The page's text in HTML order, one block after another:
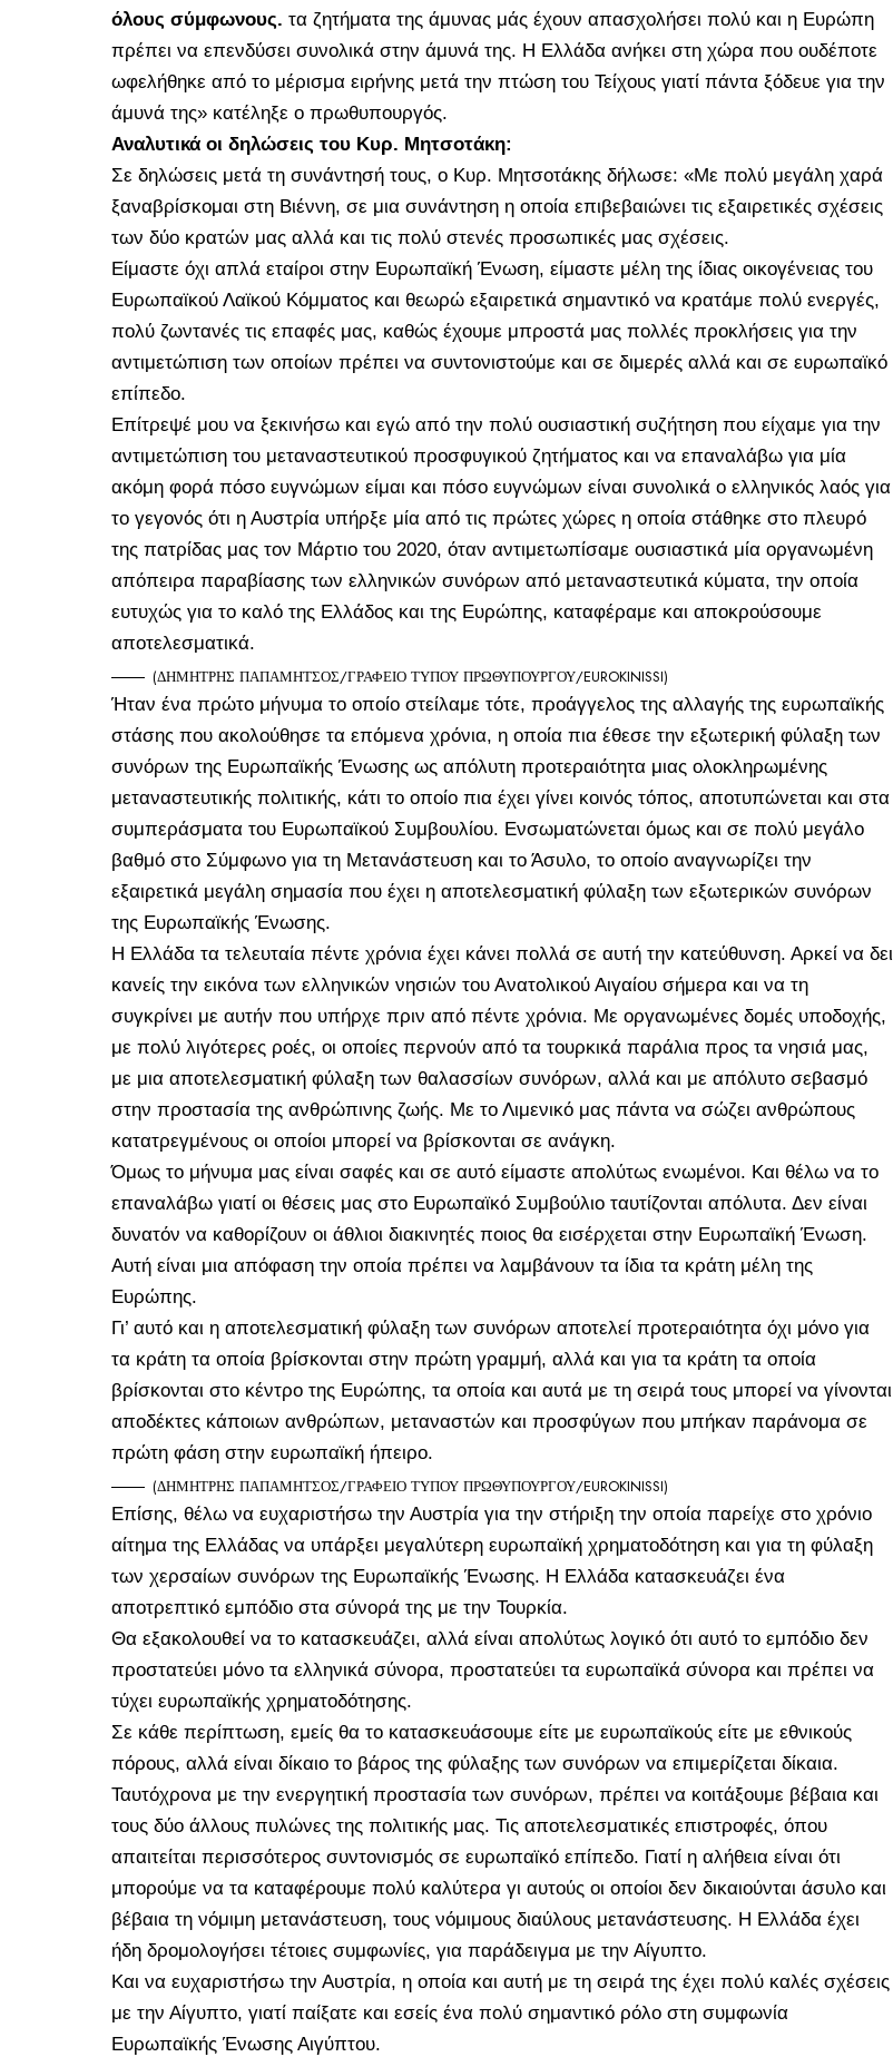
όλους σύμφωνους. τα ζητήματα της άμυνας μάς έχουν απασχολήσει πολύ και η Ευρώπη
πρέπει να επενδύσει συνολικά στην άμυνά της. Η Ελλάδα ανήκει στη χώρα που ουδέποτε
ωφελήθηκε από το μέρισμα ειρήνης μετά την πτώση του Τείχους γιατί πάντα ξόδευε για την
άμυνά της» κατέληξε ο πρωθυπουργός.
Αναλυτικά οι δηλώσεις του Κυρ. Μητσοτάκη:
Σε δηλώσεις μετά τη συνάντησή τους, ο Κυρ. Μητσοτάκης δήλωσε: «Με πολύ μεγάλη χαρά
ξαναβρίσκομαι στη Βιέννη, σε μια συνάντηση η οποία επιβεβαιώνει τις εξαιρετικές σχέσεις
των δύο κρατών μας αλλά και τις πολύ στενές προσωπικές μας σχέσεις.
Είμαστε όχι απλά εταίροι στην Ευρωπαϊκή Ένωση, είμαστε μέλη της ίδιας οικογένειας του
Ευρωπαϊκού Λαϊκού Κόμματος και θεωρώ εξαιρετικά σημαντικό να κρατάμε πολύ ενεργές,
πολύ ζωντανές τις επαφές μας, καθώς έχουμε μπροστά μας πολλές προκλήσεις για την
αντιμετώπιση των οποίων πρέπει να συντονιστούμε και σε διμερές αλλά και σε ευρωπαϊκό
επίπεδο.
Επίτρεψέ μου να ξεκινήσω και εγώ από την πολύ ουσιαστική συζήτηση που είχαμε για την
αντιμετώπιση του μεταναστευτικού προσφυγικού ζητήματος και να επαναλάβω για μία
ακόμη φορά πόσο ευγνώμων είμαι και πόσο ευγνώμων είναι συνολικά ο ελληνικός λαός για
το γεγονός ότι η Αυστρία υπήρξε μία από τις πρώτες χώρες η οποία στάθηκε στο πλευρό
της πατρίδας μας τον Μάρτιο του 2020, όταν αντιμετωπίσαμε ουσιαστικά μία οργανωμένη
απόπειρα παραβίασης των ελληνικών συνόρων από μεταναστευτικά κύματα, την οποία
ευτυχώς για το καλό της Ελλάδος και της Ευρώπης, καταφέραμε και αποκρούσουμε
αποτελεσματικά.
(ΔΗΜΗΤΡΗΣ ΠΑΠΑΜΗΤΣΟΣ/ΓΡΑΦΕΙΟ ΤΥΠΟΥ ΠΡΩΘΥΠΟΥΡΓΟΥ/EUROKINISSI)
Ήταν ένα πρώτο μήνυμα το οποίο στείλαμε τότε, προάγγελος της αλλαγής της ευρωπαϊκής
στάσης που ακολούθησε τα επόμενα χρόνια, η οποία πια έθεσε την εξωτερική φύλαξη των
συνόρων της Ευρωπαϊκής Ένωσης ως απόλυτη προτεραιότητα μιας ολοκληρωμένης
μεταναστευτικής πολιτικής, κάτι το οποίο πια έχει γίνει κοινός τόπος, αποτυπώνεται και στα
συμπεράσματα του Ευρωπαϊκού Συμβουλίου. Ενσωματώνεται όμως και σε πολύ μεγάλο
βαθμό στο Σύμφωνο για τη Μετανάστευση και το Άσυλο, το οποίο αναγνωρίζει την
εξαιρετικά μεγάλη σημασία που έχει η αποτελεσματική φύλαξη των εξωτερικών συνόρων
της Ευρωπαϊκής Ένωσης.
Η Ελλάδα τα τελευταία πέντε χρόνια έχει κάνει πολλά σε αυτή την κατεύθυνση. Αρκεί να δει
κανείς την εικόνα των ελληνικών νησιών του Ανατολικού Αιγαίου σήμερα και να τη
συγκρίνει με αυτήν που υπήρχε πριν από πέντε χρόνια. Με οργανωμένες δομές υποδοχής,
με πολύ λιγότερες ροές, οι οποίες περνούν από τα τουρκικά παράλια προς τα νησιά μας,
με μια αποτελεσματική φύλαξη των θαλασσίων συνόρων, αλλά και με απόλυτο σεβασμό
στην προστασία της ανθρώπινης ζωής. Με το Λιμενικό μας πάντα να σώζει ανθρώπους
κατατρεγμένους οι οποίοι μπορεί να βρίσκονται σε ανάγκη.
Όμως το μήνυμα μας είναι σαφές και σε αυτό είμαστε απολύτως ενωμένοι. Και θέλω να το
επαναλάβω γιατί οι θέσεις μας στο Ευρωπαϊκό Συμβούλιο ταυτίζονται απόλυτα. Δεν είναι
δυνατόν να καθορίζουν οι άθλιοι διακινητές ποιος θα εισέρχεται στην Ευρωπαϊκή Ένωση.
Αυτή είναι μια απόφαση την οποία πρέπει να λαμβάνουν τα ίδια τα κράτη μέλη της
Ευρώπης.
Γι’ αυτό και η αποτελεσματική φύλαξη των συνόρων αποτελεί προτεραιότητα όχι μόνο για
τα κράτη τα οποία βρίσκονται στην πρώτη γραμμή, αλλά και για τα κράτη τα οποία
βρίσκονται στο κέντρο της Ευρώπης, τα οποία και αυτά με τη σειρά τους μπορεί να γίνονται
αποδέκτες κάποιων ανθρώπων, μεταναστών και προσφύγων που μπήκαν παράνομα σε
πρώτη φάση στην ευρωπαϊκή ήπειρο.
(ΔΗΜΗΤΡΗΣ ΠΑΠΑΜΗΤΣΟΣ/ΓΡΑΦΕΙΟ ΤΥΠΟΥ ΠΡΩΘΥΠΟΥΡΓΟΥ/EUROKINISSI)
Επίσης, θέλω να ευχαριστήσω την Αυστρία για την στήριξη την οποία παρείχε στο χρόνιο
αίτημα της Ελλάδας να υπάρξει μεγαλύτερη ευρωπαϊκή χρηματοδότηση και για τη φύλαξη
των χερσαίων συνόρων της Ευρωπαϊκής Ένωσης. Η Ελλάδα κατασκευάζει ένα
αποτρεπτικό εμπόδιο στα σύνορά της με την Τουρκία.
Θα εξακολουθεί να το κατασκευάζει, αλλά είναι απολύτως λογικό ότι αυτό το εμπόδιο δεν
προστατεύει μόνο τα ελληνικά σύνορα, προστατεύει τα ευρωπαϊκά σύνορα και πρέπει να
τύχει ευρωπαϊκής χρηματοδότησης.
Σε κάθε περίπτωση, εμείς θα το κατασκευάσουμε είτε με ευρωπαϊκούς είτε με εθνικούς
πόρους, αλλά είναι δίκαιο το βάρος της φύλαξης των συνόρων να επιμερίζεται δίκαια.
Ταυτόχρονα με την ενεργητική προστασία των συνόρων, πρέπει να κοιτάξουμε βέβαια και
τους δύο άλλους πυλώνες της πολιτικής μας. Τις αποτελεσματικές επιστροφές, όπου
απαιτείται περισσότερος συντονισμός σε ευρωπαϊκό επίπεδο. Γιατί η αλήθεια είναι ότι
μπορούμε να τα καταφέρουμε πολύ καλύτερα γι αυτούς οι οποίοι δεν δικαιούνται άσυλο και
βέβαια τη νόμιμη μετανάστευση, τους νόμιμους διαύλους μετανάστευσης. Η Ελλάδα έχει
ήδη δρομολογήσει τέτοιες συμφωνίες, για παράδειγμα με την Αίγυπτο.
Και να ευχαριστήσω την Αυστρία, η οποία και αυτή με τη σειρά της έχει πολύ καλές σχέσεις
με την Αίγυπτο, γιατί παίξατε και εσείς ένα πολύ σημαντικό ρόλο στη συμφωνία
Ευρωπαϊκής Ένωσης Αιγύπτου.